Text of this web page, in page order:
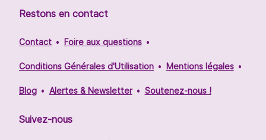
Restons en contact
Contact Foire aux questions
Conditions Générales d'Utilisation Mentions légales
Blog Alertes & Newsletter Soutenez-nous !
Suivez-nous